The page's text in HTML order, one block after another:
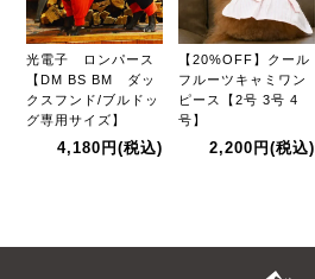
光電子 ロンパース
【DM BS BM ダッ
クスフンド/ブルドッ
グ専用サイズ】
4,180円(税込)
【20%OFF】クール
フルーツキャミワン
ピース【2号 3号 4
号】
2,200円 (税込)